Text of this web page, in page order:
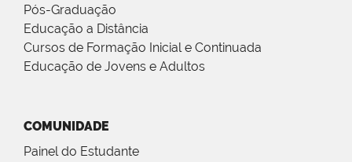
Pós-Graduação
Educação a Distância
Cursos de Formação Inicial e Continuada
Educação de Jovens e Adultos
COMUNIDADE
Painel do Estudante